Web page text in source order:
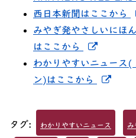
西日本新聞はここから
みやぎ発やさしいにほ
はここから
わかりやすいニュース(
ン)はここから
タグ: わかりやすいニュース み